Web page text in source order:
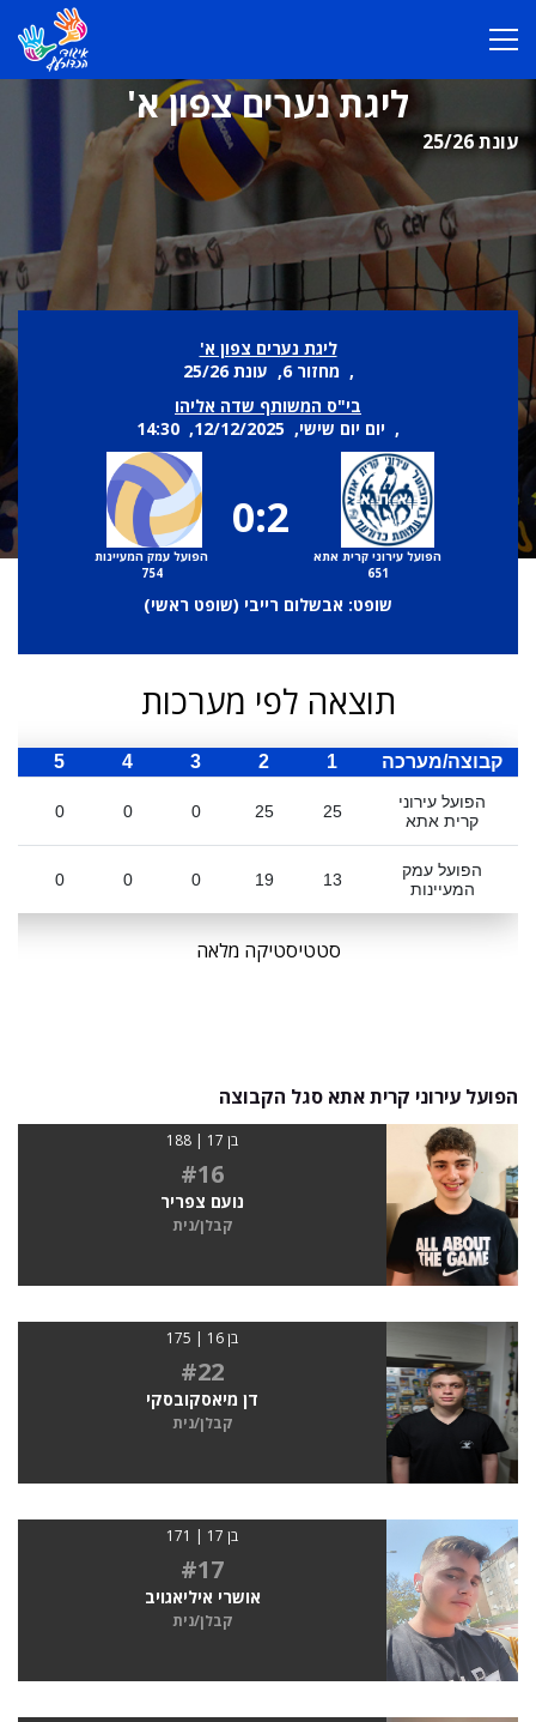
ליגת נערים צפון א'
עונת 25/26
ליגת נערים צפון א'
, מחזור 6, עונת 25/26
בי"ס המשותף שדה אליהו
, יום יום שישי, 12/12/2025, 14:30
הפועל עירוני קרית אתא
651
0:2
הפועל עמק המעיינות
754
שופט: אבשלום רייבי (שופט ראשי)
תוצאה לפי מערכות
קבוצה/מערכה 1
2
3
4
5
הפועל עירוני
קרית אתא
25
25
0
0
0
הפועל עמק
המעיינות
13
19
0
0
0
סטטיסטיקה מלאה
הפועל עירוני קרית אתא סגל הקבוצה
בן 17 | 188
#16
נועם צפריר
קבלן/נית
בן 16 | 175
#22
דן מיאסקובסקי
קבלן/נית
בן 17 | 171
#17
אושרי איליאגויב
קבלן/נית